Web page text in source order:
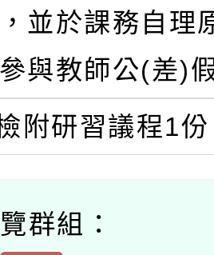
並於課務自理
與教師公(差)
附研習議程1
群組：